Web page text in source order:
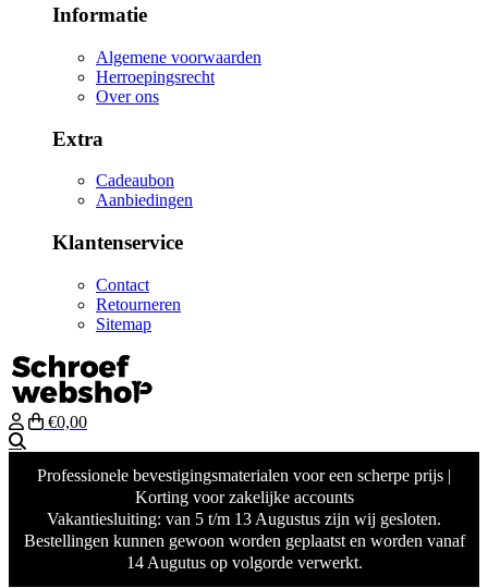
Informatie
Algemene voorwaarden
Herroepingsrecht
Over ons
Extra
Cadeaubon
Aanbiedingen
Klantenservice
Contact
Retourneren
Sitemap
€0,00
Professionele bevestigingsmaterialen voor een scherpe prijs |
Korting voor zakelijke accounts
Vakantiesluiting: van 5 t/m 13 Augustus zijn wij gesloten.
Bestellingen kunnen gewoon worden geplaatst en worden vanaf
14 Augutus op volgorde verwerkt.